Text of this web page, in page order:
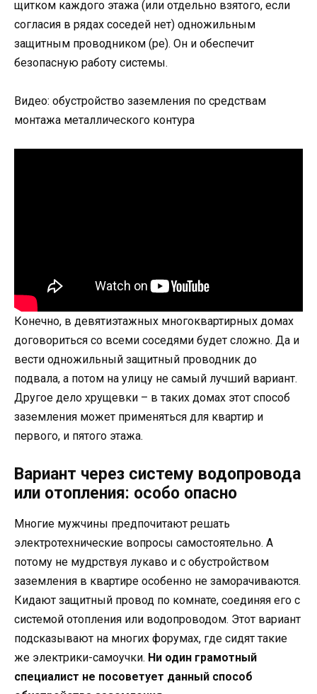
щитком каждого этажа (или отдельно взятого, если
согласия в рядах соседей нет) одножильным
защитным проводником (pe). Он и обеспечит
безопасную работу системы.
Видео: обустройство заземления по средствам
монтажа металлического контура
Конечно, в девятиэтажных многоквартирных домах
договориться со всеми соседями будет сложно. Да и
вести одножильный защитный проводник до
подвала, а потом на улицу не самый лучший вариант.
Другое дело хрущевки – в таких домах этот способ
заземления может применяться для квартир и
первого, и пятого этажа.
Вариант через систему водопровода
или отопления: особо опасно
Многие мужчины предпочитают решать
электротехнические вопросы самостоятельно. А
потому не мудрствуя лукаво и с обустройством
заземления в квартире особенно не заморачиваются.
Кидают защитный провод по комнате, соединяя его с
системой отопления или водопроводом. Этот вариант
подсказывают на многих форумах, где сидят такие
же электрики-самоучки. Ни один грамотный
специалист не посоветует данный способ